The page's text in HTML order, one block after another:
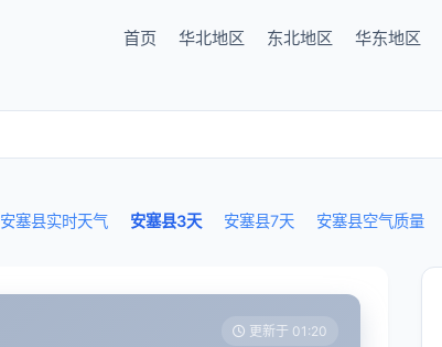
首页 华北地区 东北地区 华东地区
安塞县实时天气 安塞县3天 安塞县7天 安塞县空气质量
更新于 01:20